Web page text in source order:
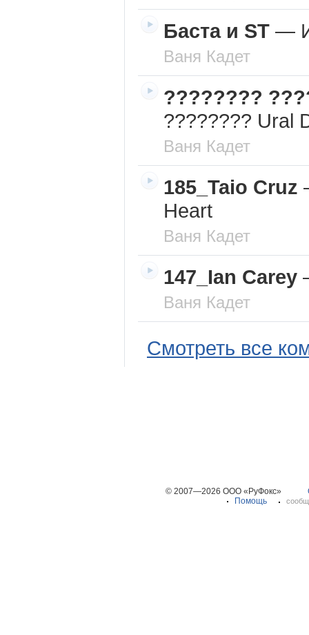
Баста и ST —
Ваня Кадет
????????
???????? Ural
Ваня Кадет
185_Taio Cruz
Heart
Ваня Кадет
147_Ian Carey
Ваня Кадет
Смотреть все
© 2007—2026 ООО «РуФокс»
Помощь